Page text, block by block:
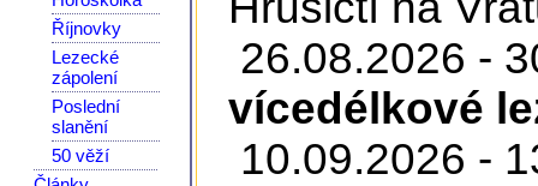
Říjnovky
Lezecké
zápolení
Poslední
slanění
50 věží
26.08.2026 -
vícedélkové
10.09.2026 -